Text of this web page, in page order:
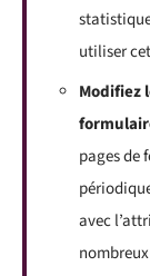
utiliser
Modifiez
pages de
avec